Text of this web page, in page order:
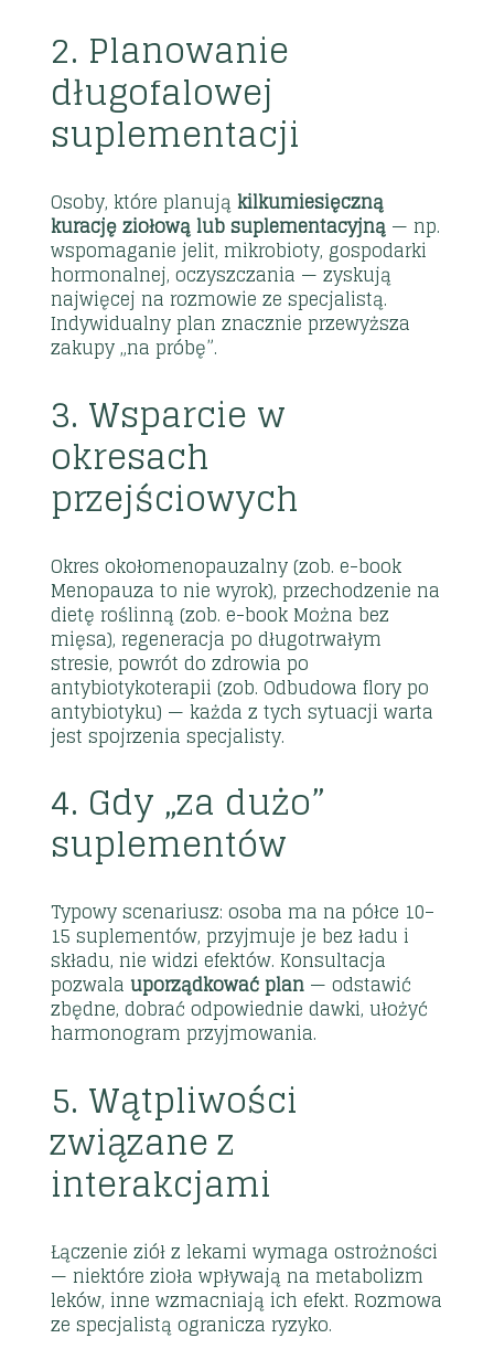
2. Planowanie
długofalowej
suplementacji
Osoby, które planująkilkumiesięczną
kurację ziołową lub suplementacyjną — np.
wspomaganie jelit, mikrobioty, gospodarki
hormonalnej, oczyszczania — zyskują
najwięcej na rozmowie ze specjalistą.
Indywidualny plan znacznie przewyższa
zakupy „na próbę”.
3. Wsparcie w
okresach
przejściowych
Okres okołomenopauzalny (zob.e-book
Menopauza to nie wyrok), przechodzenie na
dietę roślinną (zob.e-book Można bez
mięsa), regeneracja po długotrwałym
stresie, powrót do zdrowia po
antybiotykoterapii (zob.Odbudowa flory po
antybiotyku) — każda z tych sytuacji warta
jest spojrzenia specjalisty.
4. Gdy „za dużo”
suplementów
Typowy scenariusz: osoba ma na półce 10–
15 suplementów, przyjmuje je bez ładu i
składu, nie widzi efektów. Konsultacja
pozwalauporządkować plan — odstawić
zbędne, dobrać odpowiednie dawki, ułożyć
harmonogram przyjmowania.
5. Wątpliwości
związane z
interakcjami
Łączenie ziół z lekami wymaga ostrożności
— niektóre zioła wpływają na metabolizm
leków, inne wzmacniają ich efekt. Rozmowa
ze specjalistą ogranicza ryzyko.